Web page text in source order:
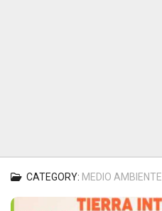
CATEGORY: MEDIO AMBIENTE